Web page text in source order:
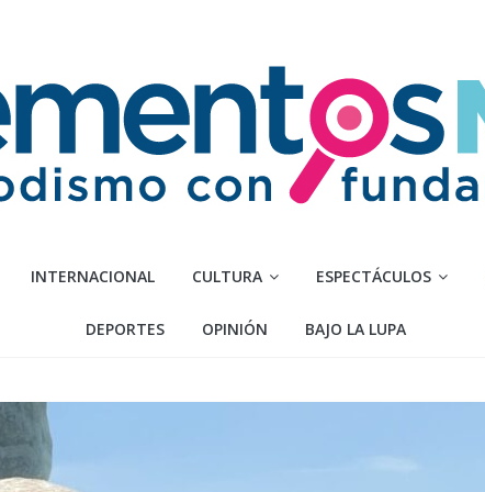
INTERNACIONAL CULTURA ESPECTÁCULOS
DEPORTES OPINIÓN BAJO LA LUPA